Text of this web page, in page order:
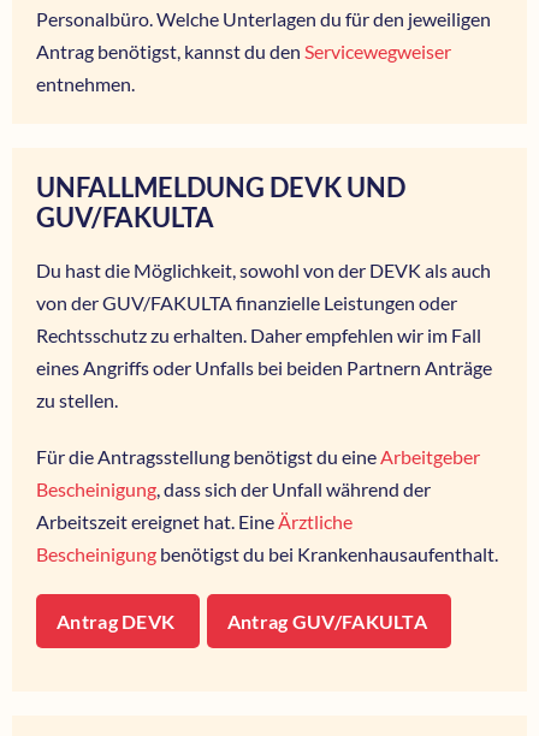
Personalbüro. Welche Unterlagen du für den jeweiligen
Antrag benötigst, kannst du den Servicewegweiser
entnehmen.
UNFALLMELDUNG DEVK UND
GUV/FAKULTA
Du hast die Möglichkeit, sowohl von der DEVK als auch
von der GUV/FAKULTA finanzielle Leistungen oder
Rechtsschutz zu erhalten. Daher empfehlen wir im Fall
eines Angriffs oder Unfalls bei beiden Partnern Anträge
zu stellen.
Für die Antragsstellung benötigst du eineArbeitgeber
Bescheinigung, dass sich der Unfall während der
Arbeitszeit ereignet hat. EineÄrztliche
Bescheinigung benötigst du bei Krankenhausaufenthalt.
Antrag DEVK Antrag GUV/FAKULTA